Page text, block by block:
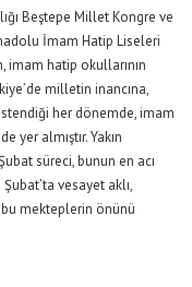
Beştepe Millet Kongre ve
İmam Hatip Liseleri
imam hatip okullarının
milletin inancına,
her dönemde, imam
yer almıştır. Yakın
süreci, bunun en acı
vesayet aklı,
mekteplerin önünü